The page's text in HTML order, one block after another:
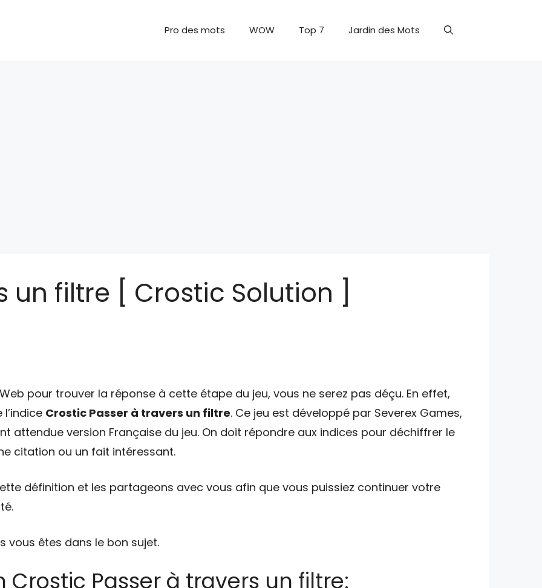
Pro des mots WOW Top 7 Jardin des Mots
un filtre [ Crostic Solution ]
pour trouver la réponse à cette étape du jeu, vous ne serez pas déçu. En effet,
Crostic Passer à travers un filtre. Ce jeu est développé par Severex Games,
attendue version Française du jeu. On doit répondre aux indices pour déchiffrer le
citation ou un fait intéressant.
définition et les partageons avec vous afin que vous puissiez continuer votre
vous êtes dans le bon sujet.
Crostic Passer à travers un filtre: